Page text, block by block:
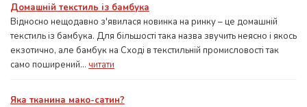
Домашній текстиль із бамбука
Відносно нещодавно з'явилася новинка на ринку – це домашній
текстиль із бамбука. Для більшості така назва звучить неясно і якось
екзотично, але бамбук на Сході в текстильній промисловості так
само поширений... читати
Яка тканина мако-сатин?